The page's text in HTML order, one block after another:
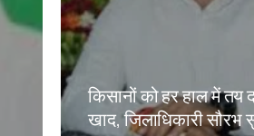
किसानों को हर हाल में तय
खाद, जिलाधिकारी सौरभ